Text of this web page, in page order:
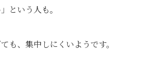
という人も。
も、集中しにくいようです。